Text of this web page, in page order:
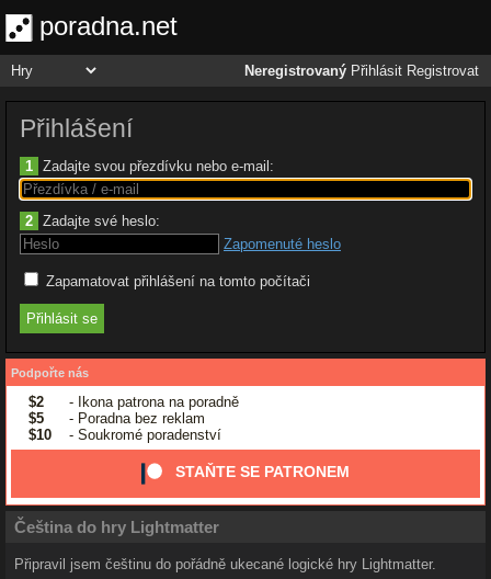
poradna.net
Neregistrovaný Přihlásit Registrovat
Přihlášení
1 Zadajte svou přezdívku nebo e-mail:
2 Zadajte své heslo:
Zapomenuté heslo
Zapamatovat přihlášení na tomto počítači
Podpořte nás
$2
- Ikona patrona na poradně
$5
- Poradna bez reklam
$10
- Soukromé poradenství
STAŇTE SE PATRONEM
Čeština do hry Lightmatter
Připravil jsem češtinu do pořádně ukecané logické hry Lightmatter.